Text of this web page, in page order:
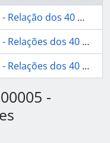
dos 40 maiores contribuintes
dos 40 maiores contribuintes
dos 40 maiores contribuintes
-